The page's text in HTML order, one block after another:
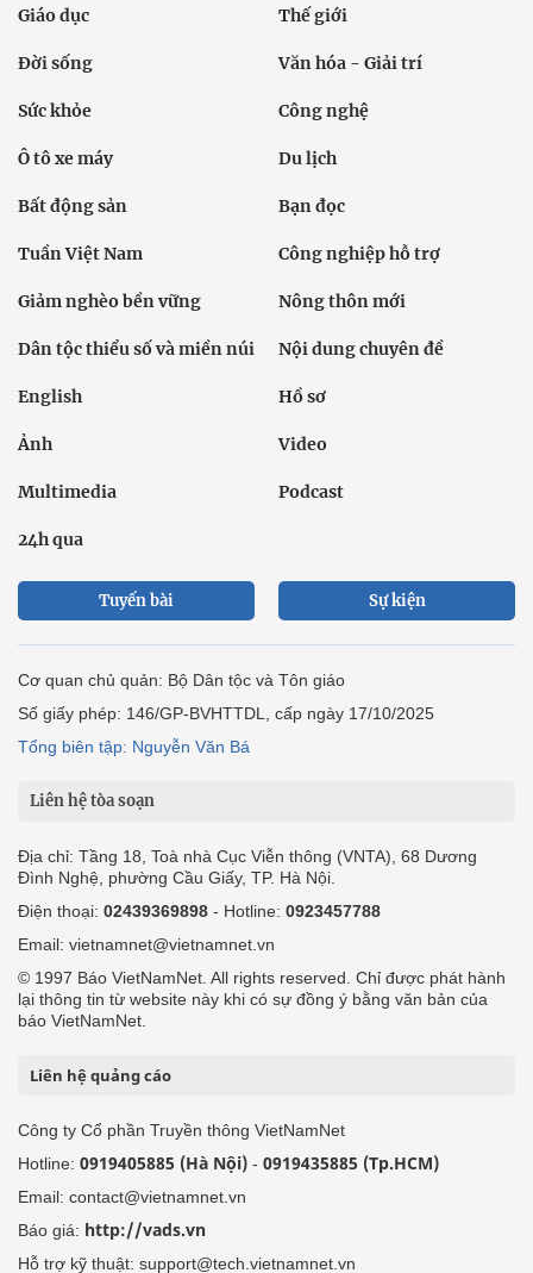
Giáo dục Thế giới
Đời sống Văn hóa - Giải trí
Sức khỏe Công nghệ
Ô tô xe máy Du lịch
Bất động sản Bạn đọc
Tuần Việt Nam Công nghiệp hỗ trợ
Giảm nghèo bền vững Nông thôn mới
Dân tộc thiểu số và miền núi Nội dung chuyên đề
English Hồ sơ
Ảnh Video
Multimedia Podcast
24h qua
Tuyến bài Sự kiện
Cơ quan chủ quản: Bộ Dân tộc và Tôn giáo
Số giấy phép: 146/GP-BVHTTDL, cấp ngày 17/10/2025
Tổng biên tập: Nguyễn Văn Bá
Liên hệ tòa soạn
Địa chỉ: Tầng 18, Toà nhà Cục Viễn thông (VNTA), 68 Dương
Đình Nghệ, phường Cầu Giấy, TP. Hà Nội.
Điện thoại: 02439369898 - Hotline: 0923457788
Email: vietnamnet@vietnamnet.vn
© 1997 Báo VietNamNet. All rights reserved. Chỉ được phát hành
lại thông tin từ website này khi có sự đồng ý bằng văn bản của
báo VietNamNet.
Liên hệ quảng cáo
Công ty Cổ phần Truyền thông VietNamNet
Hotline: 0919405885 (Hà Nội) - 0919435885 (Tp.HCM)
Email: contact@vietnamnet.vn
Báo giá: http://vads.vn
Hỗ trợ kỹ thuật: support@tech.vietnamnet.vn